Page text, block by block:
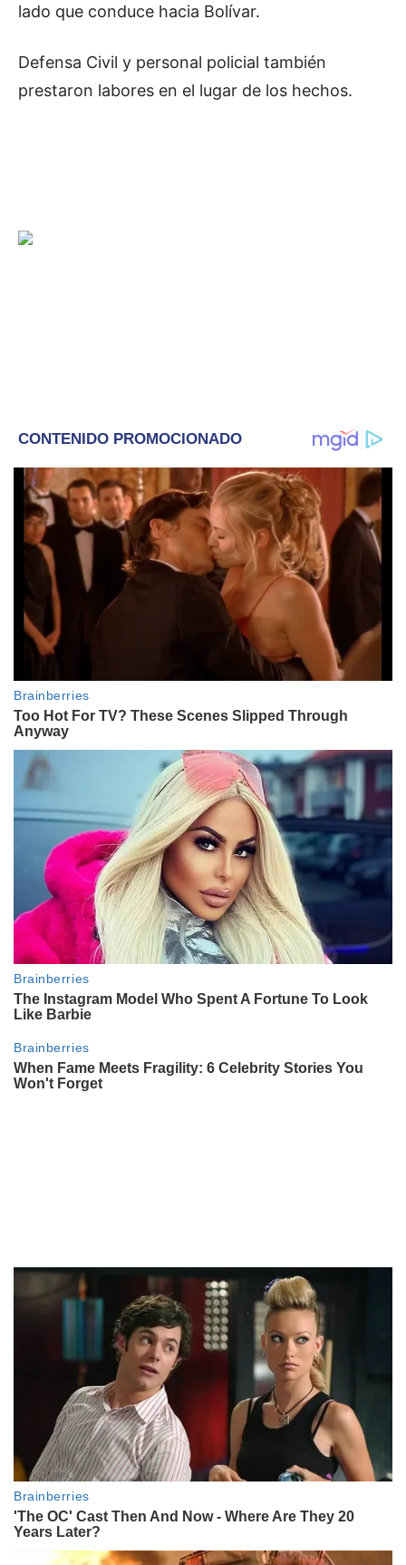
lado que conduce hacia Bolívar.
Defensa Civil y personal policial también
prestaron labores en el lugar de los hechos.